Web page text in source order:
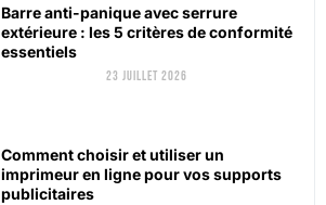
Barre anti-panique avec serrure
extérieure : les 5 critères de conformité
essentiels
23 juillet 2026
Comment choisir et utiliser un
imprimeur en ligne pour vos supports
publicitaires